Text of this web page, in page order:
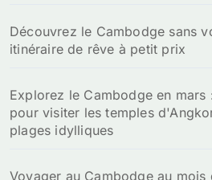
Découvrez le Cambodge sans
itinéraire de rêve à petit prix
Explorez le Cambodge en mars
pour visiter les temples
plages idylliques
Voyager au Cambodge au